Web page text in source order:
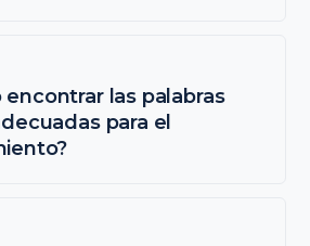
encontrar las palabras
para el